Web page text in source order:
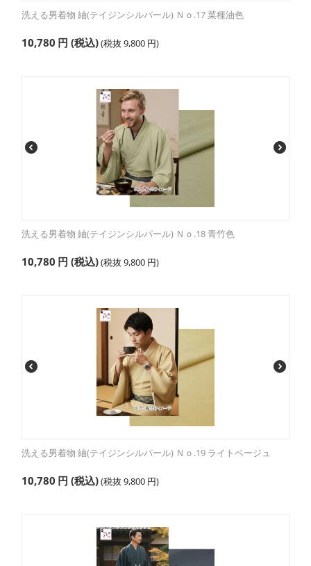
洗える男着物 紬(テイジンシルパール) Ｎｏ.17 菜種油色
10,780 円 (税込)(税抜 9,800 円)
洗える男着物 紬(テイジンシルパール) Ｎｏ.18 青竹色
10,780 円 (税込)(税抜 9,800 円)
洗える男着物 紬(テイジンシルパール) Ｎｏ.19 ライトベージュ
10,780 円 (税込)(税抜 9,800 円)